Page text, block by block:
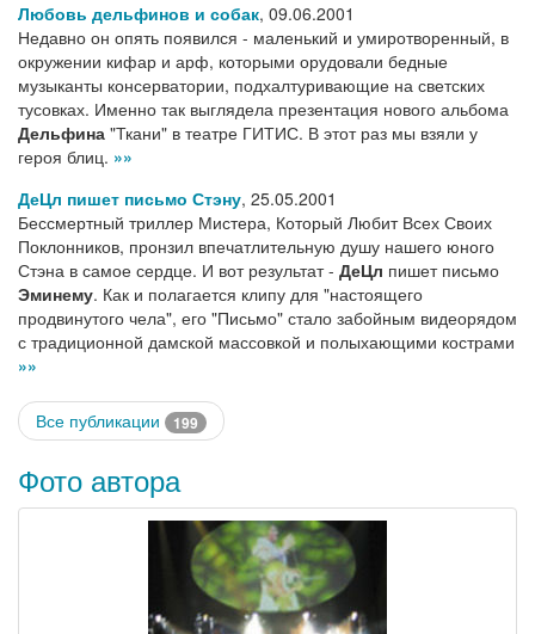
Любовь дельфинов и собак, 09.06.2001
Недавно он опять появился - маленький и умиротворенный, в
окружении кифар и арф, которыми орудовали бедные
музыканты консерватории, подхалтуривающие на светских
тусовках. Именно так выглядела презентация нового альбома
Дельфина "Ткани" в театре ГИТИС. В этот раз мы взяли у
героя блиц. »»
ДеЦл пишет письмо Стэну, 25.05.2001
Бессмертный триллер Мистера, Который Любит Всех Своих
Поклонников, пронзил впечатлительную душу нашего юного
Стэна в самое сердце. И вот результат - ДеЦл пишет письмо
Эминему. Как и полагается клипу для "настоящего
продвинутого чела", его "Письмо" стало забойным видеорядом
с традиционной дамской массовкой и полыхающими кострами
»»
Все публикации 199
Фото автора